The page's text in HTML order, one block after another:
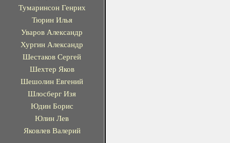
Тумаринсон Генрих
Тюрин Илья
Уваров Александр
Хургин Александр
Шестаков Сергей
Шехтер Яков
Шешолин Евгений
Шлосберг Изя
Юдин Борис
Юлин Лев
Яковлев Валерий